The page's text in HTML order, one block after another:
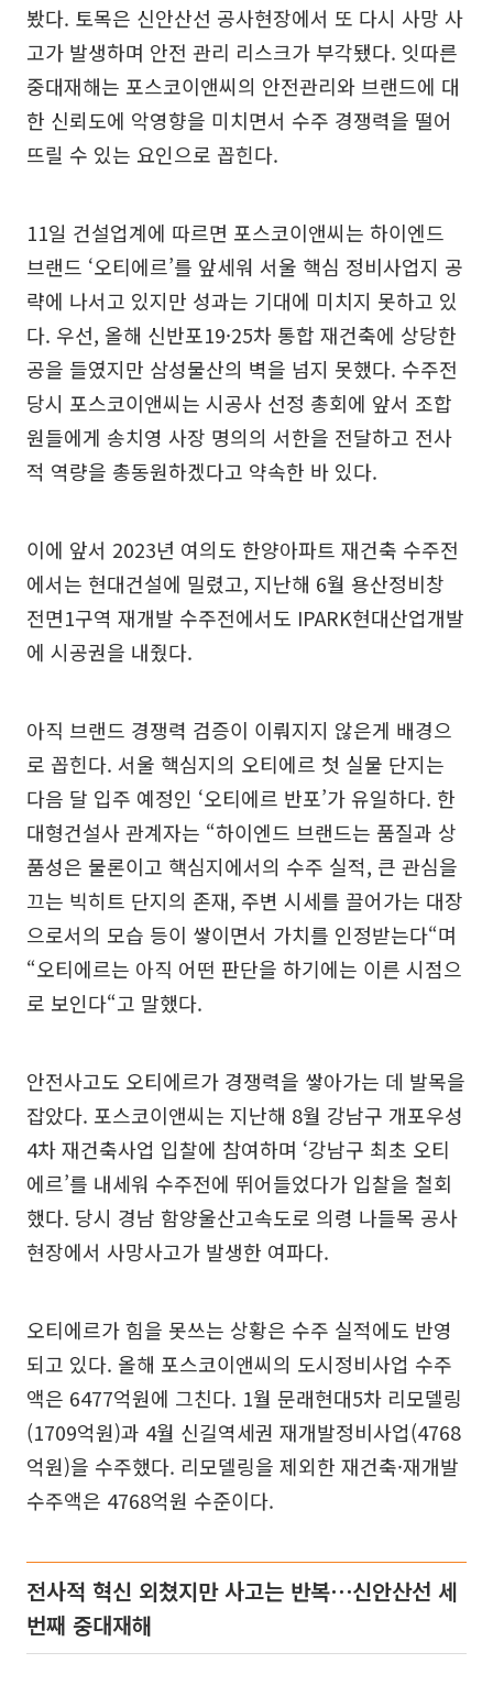
봤다. 토목은 신안산선 공사현장에서 또 다시 사망 사
고가 발생하며 안전 관리 리스크가 부각됐다. 잇따른
중대재해는 포스코이앤씨의 안전관리와 브랜드에 대
한 신뢰도에 악영향을 미치면서 수주 경쟁력을 떨어
뜨릴 수 있는 요인으로 꼽힌다.
11일 건설업계에 따르면 포스코이앤씨는 하이엔드
브랜드 ‘오티에르’를 앞세워 서울 핵심 정비사업지 공
략에 나서고 있지만 성과는 기대에 미치지 못하고 있
다. 우선, 올해 신반포19·25차 통합 재건축에 상당한
공을 들였지만 삼성물산의 벽을 넘지 못했다. 수주전
당시 포스코이앤씨는 시공사 선정 총회에 앞서 조합
원들에게 송치영 사장 명의의 서한을 전달하고 전사
적 역량을 총동원하겠다고 약속한 바 있다.
이에 앞서 2023년 여의도 한양아파트 재건축 수주전
에서는 현대건설에 밀렸고, 지난해 6월 용산정비창
전면1구역 재개발 수주전에서도 IPARK현대산업개발
에 시공권을 내줬다.
아직 브랜드 경쟁력 검증이 이뤄지지 않은게 배경으
로 꼽힌다. 서울 핵심지의 오티에르 첫 실물 단지는
다음 달 입주 예정인 ‘오티에르 반포’가 유일하다. 한
대형건설사 관계자는 “하이엔드 브랜드는 품질과 상
품성은 물론이고 핵심지에서의 수주 실적, 큰 관심을
끄는 빅히트 단지의 존재, 주변 시세를 끌어가는 대장
으로서의 모습 등이 쌓이면서 가치를 인정받는다“며
“오티에르는 아직 어떤 판단을 하기에는 이른 시점으
로 보인다“고 말했다.
안전사고도 오티에르가 경쟁력을 쌓아가는 데 발목을
잡았다. 포스코이앤씨는 지난해 8월 강남구 개포우성
4차 재건축사업 입찰에 참여하며 ‘강남구 최초 오티
에르’를 내세워 수주전에 뛰어들었다가 입찰을 철회
했다. 당시 경남 함양울산고속도로 의령 나들목 공사
현장에서 사망사고가 발생한 여파다.
오티에르가 힘을 못쓰는 상황은 수주 실적에도 반영
되고 있다. 올해 포스코이앤씨의 도시정비사업 수주
액은 6477억원에 그친다. 1월 문래현대5차 리모델링
(1709억원)과 4월 신길역세권 재개발정비사업(4768
억원)을 수주했다. 리모델링을 제외한 재건축·재개발
수주액은 4768억원 수준이다.
전사적 혁신 외쳤지만 사고는 반복⋯신안산선 세
번째 중대재해